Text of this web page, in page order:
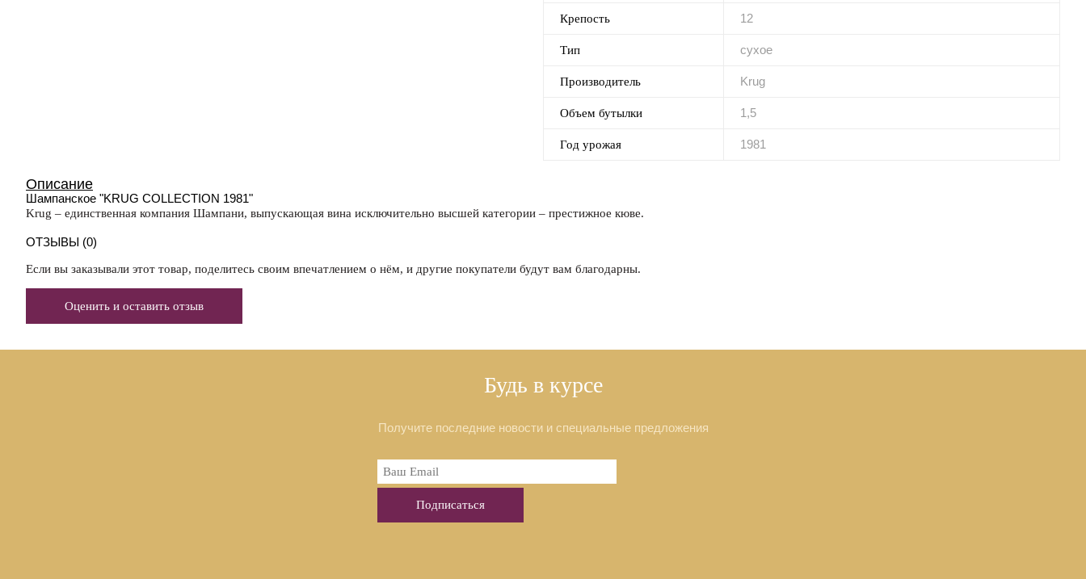
Крепость 12
Тип сухое
Производитель Krug
Объем бутылки 1,5
Год урожая 1981
Описание
Шампанское "KRUG COLLECTION 1981"
Krug – единственная компания Шампани, выпускающая вина исключительно высшей категории – престижное кюве.
ОТЗЫВЫ (0)
Если вы заказывали этот товар, поделитесь своим впечатлением о нём, и другие покупатели будут вам благодарны.
Оценить и оставить отзыв
Будь в курсе
Получите последние новости и специальные предложения